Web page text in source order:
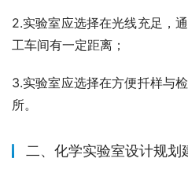
2.实验室应选择在光线充足，
工车间有一定距离；
3.实验室应选择在方便扦样与
所。
二、化学实验室设计规划